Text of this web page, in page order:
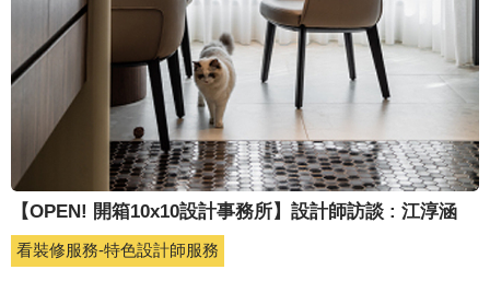
【OPEN! 開箱10x10設計事務所】設計師訪談 : 江淳涵
看裝修服務-特色設計師服務